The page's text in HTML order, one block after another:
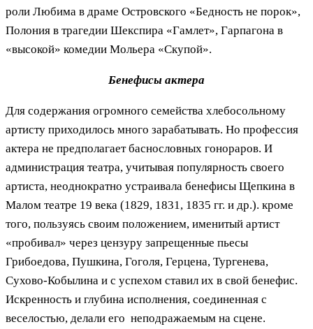
роли Любима в драме Островского «Бедность не порок»,
Полония в трагедии Шекспира «Гамлет», Гарпагона в
«высокой» комедии Мольера «Скупой».
Бенефисы актера
Для содержания огромного семейства хлебосольному
артисту приходилось много зарабатывать. Но профессия
актера не предполагает баснословных гонораров. И
администрация театра, учитывая популярность своего
артиста, неоднократно устраивала бенефисы Щепкина в
Малом театре 19 века (1829, 1831, 1835 гг. и др.). кроме
того, пользуясь своим положением, именитый артист
«пробивал» через цензуру запрещенные пьесы
Грибоедова, Пушкина, Гоголя, Герцена, Тургенева,
Сухово-Кобылина и с успехом ставил их в свой бенефис.
Искренность и глубина исполнения, соединенная с
веселостью, делали его неподражаемым на сцене.